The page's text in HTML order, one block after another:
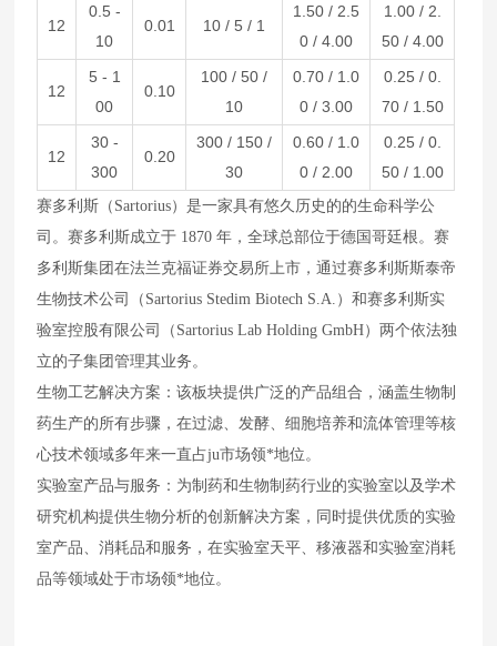
12
0.5 -
10
0.01 10 / 5 / 1
1.50 / 2.5
0 / 4.00
1.00 / 2.
50 / 4.00
12
5 - 1
00
0.10
100 / 50 /
10
0.70 / 1.0
0 / 3.00
0.25 / 0.
70 / 1.50
12
30 -
300
0.20
300 / 150 /
30
0.60 / 1.0
0 / 2.00
0.25 / 0.
50 / 1.00
赛多利斯（ Sartorius）是一家具有悠久历史的的生命科学公
司。赛多利斯成立于 1870 年，全球总部位于德国哥廷根。赛
多利斯集团在法兰克福证券交易所上市，通过赛多利斯斯泰帝
生物技术公司（ Sartorius Stedim Biotech S.A.）和赛多利斯实
验室控股有限公司（Sartorius Lab Holding GmbH）两个依法独
立的子集团管理其业务。
生物工艺解决方案：该板块提供广泛的产品组合，涵盖生物制
药生产的所有步骤，在过滤、发酵、细胞培养和流体管理等核
心技术领域多年来一直占ju市场领*地位。
实验室产品与服务：为制药和生物制药行业的实验室以及学术
研究机构提供生物分析的创新解决方案，同时提供优质的实验
室产品、消耗品和服务，在实验室天平、移液器和实验室消耗
品等领域处于市场领*地位。